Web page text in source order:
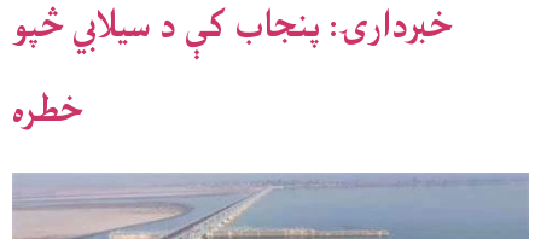
خبردارۍ: پنجاب کې د سیلابي څپو
خطره